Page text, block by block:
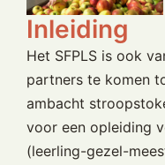
Inleiding
Het SFPLS is ook
partners te komen
ambacht
voor een opleiding
(leerling-gezel-